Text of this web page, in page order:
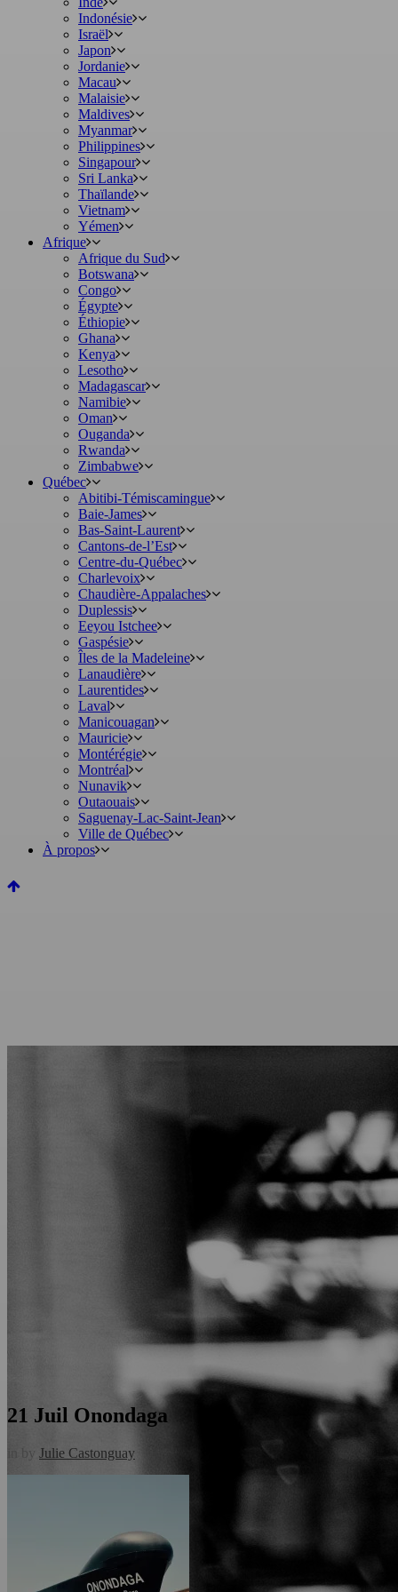
Indonésie
Israël
Japon
Jordanie
Macau
Malaisie
Maldives
Myanmar
Philippines
Singapour
Sri Lanka
Thaïlande
Vietnam
Yémen
Afrique
Afrique du Sud
Botswana
Congo
Égypte
Éthiopie
Ghana
Kenya
Lesotho
Madagascar
Namibie
Oman
Ouganda
Rwanda
Zimbabwe
Québec
Abitibi-Témiscamingue
Baie-James
Bas-Saint-Laurent
Cantons-de-l’Est
Centre-du-Québec
Charlevoix
Chaudière-Appalaches
Duplessis
Eeyou Istchee
Gaspésie
Îles de la Madeleine
Lanaudière
Laurentides
Laval
Manicouagan
Mauricie
Montérégie
Montréal
Nunavik
Outaouais
Saguenay-Lac-Saint-Jean
Ville de Québec
À propos
21 Juil Onondaga
by Julie Castonguay